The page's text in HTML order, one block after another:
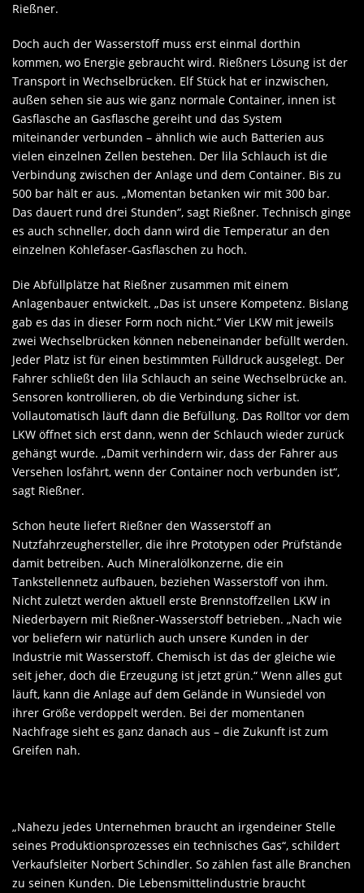
Rießner.
Doch auch der Wasserstoff muss erst einmal dorthin
kommen, wo Energie gebraucht wird. Rießners Lösung ist der
Transport in Wechselbrücken. Elf Stück hat er inzwischen,
außen sehen sie aus wie ganz normale Container, innen ist
Gasflasche an Gasflasche gereiht und das System
miteinander verbunden – ähnlich wie auch Batterien aus
vielen einzelnen Zellen bestehen. Der lila Schlauch ist die
Verbindung zwischen der Anlage und dem Container. Bis zu
500 bar hält er aus. „Momentan betanken wir mit 300 bar.
Das dauert rund drei Stunden“, sagt Rießner. Technisch ginge
es auch schneller, doch dann wird die Temperatur an den
einzelnen Kohlefaser-Gasflaschen zu hoch.
Die Abfüllplätze hat Rießner zusammen mit einem
Anlagenbauer entwickelt. „Das ist unsere Kompetenz. Bislang
gab es das in dieser Form noch nicht.“ Vier LKW mit jeweils
zwei Wechselbrücken können nebeneinander befüllt werden.
Jeder Platz ist für einen bestimmten Fülldruck ausgelegt. Der
Fahrer schließt den lila Schlauch an seine Wechselbrücke an.
Sensoren kontrollieren, ob die Verbindung sicher ist.
Vollautomatisch läuft dann die Befüllung. Das Rolltor vor dem
LKW öffnet sich erst dann, wenn der Schlauch wieder zurück
gehängt wurde. „Damit verhindern wir, dass der Fahrer aus
Versehen losfährt, wenn der Container noch verbunden ist“,
sagt Rießner.
Schon heute liefert Rießner den Wasserstoff an
Nutzfahrzeughersteller, die ihre Prototypen oder Prüfstände
damit betreiben. Auch Mineralölkonzerne, die ein
Tankstellennetz aufbauen, beziehen Wasserstoff von ihm.
Nicht zuletzt werden aktuell erste Brennstoffzellen LKW in
Niederbayern mit Rießner-Wasserstoff betrieben. „Nach wie
vor beliefern wir natürlich auch unsere Kunden in der
Industrie mit Wasserstoff. Chemisch ist das der gleiche wie
seit jeher, doch die Erzeugung ist jetzt grün.“ Wenn alles gut
läuft, kann die Anlage auf dem Gelände in Wunsiedel von
ihrer Größe verdoppelt werden. Bei der momentanen
Nachfrage sieht es ganz danach aus – die Zukunft ist zum
Greifen nah.
„Nahezu jedes Unternehmen braucht an irgendeiner Stelle
seines Produktionsprozesses ein technisches Gas“, schildert
Verkaufsleiter Norbert Schindler. So zählen fast alle Branchen
zu seinen Kunden. Die Lebensmittelindustrie braucht